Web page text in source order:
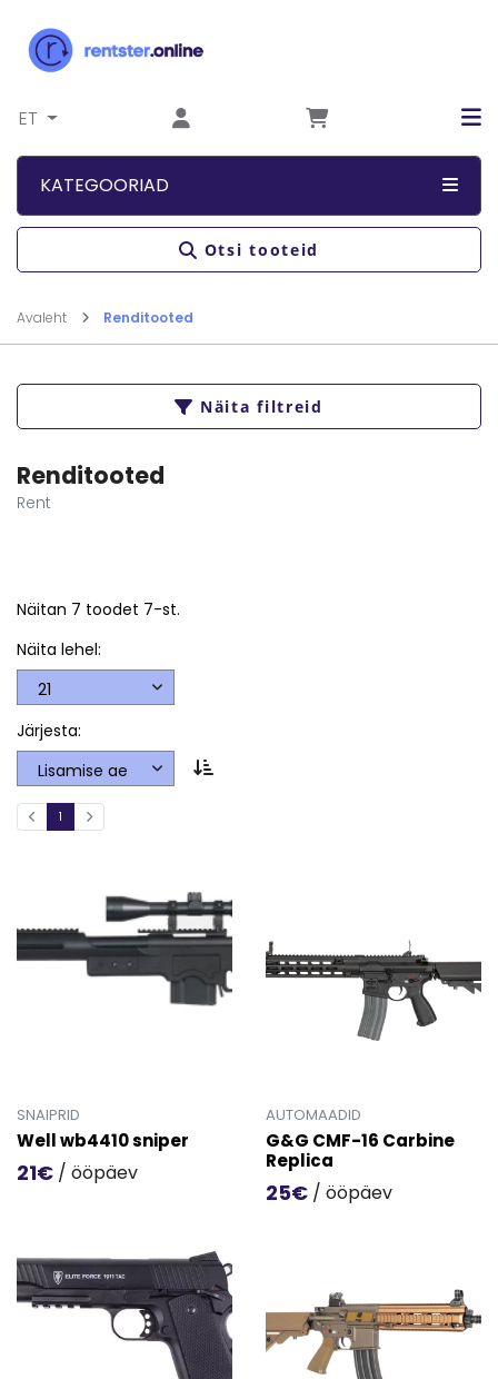
ET
KATEGOORIAD
Otsi tooteid
Avaleht Renditooted
Näita filtreid
Renditooted
Rent
Näitan 7 toodet 7-st.
Näita lehel:
Järjesta:
1
SNAIPRID
Well wb4410 sniper
21€ / ööpäev
Mine toote 'Well wb4410 sniper' detailinfo lehele.
AUTOMAADID
G&G CMF-16 Carbine
Replica
25€ / ööpäev